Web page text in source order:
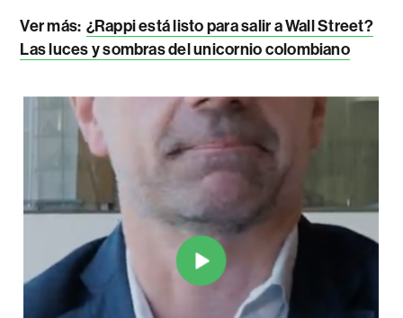
Ver más: ¿Rappi está listo para salir a Wall Street?
Las luces y sombras del unicornio colombiano